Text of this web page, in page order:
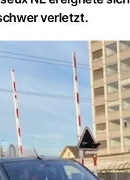
verletzt.